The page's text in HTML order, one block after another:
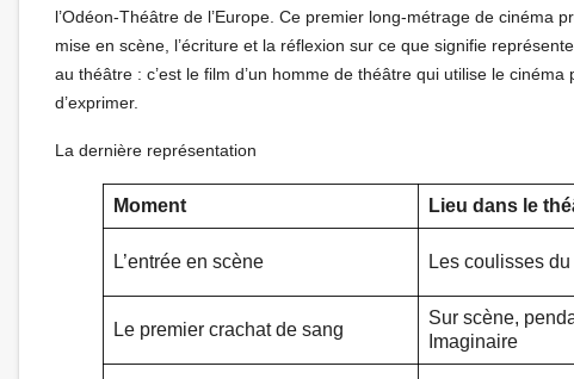
l’Odéon-Théâtre de l’Europe. Ce premier long-métrage de
mise en scène, l’écriture et la réflexion sur ce que signifie
au théâtre : c’est le film d’un homme de théâtre qui utilise le
d’exprimer.
La dernière représentation
Moment Lieu dans le
L’entrée en scène Les coulisses
Le premier crachat de sang
Sur scène,
Imaginaire